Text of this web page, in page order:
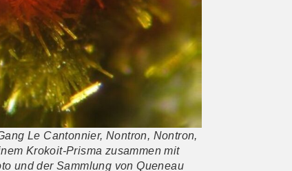
Le Cantonnier, Nontron, Nontron,
Krokoit-Prisma zusammen mit
und der Sammlung von Queneau